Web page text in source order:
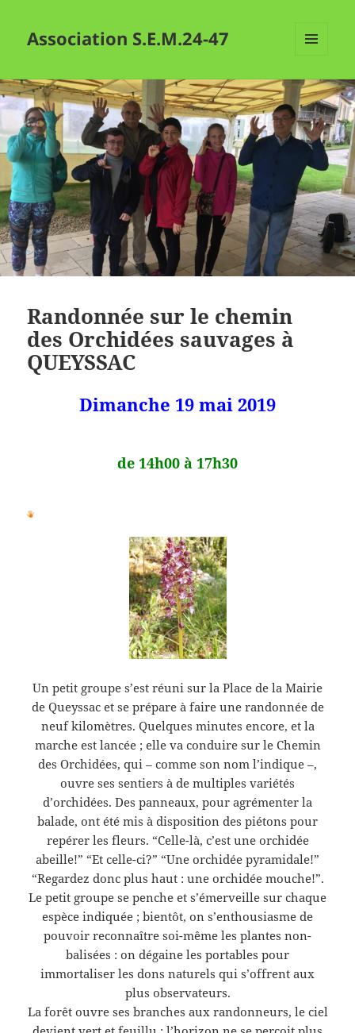
Association S.E.M.24-47
WIDGETS
Randonnée sur le chemin
des Orchidées sauvages à
QUEYSSAC
Dimanche 19 mai 2019
de 14h00 à 17h30
Un petit groupe s’est réuni sur la Place de la Mairie
de Queyssac et se prépare à faire une randonnée de
neuf kilomètres. Quelques minutes encore, et la
marche est lancée ; elle va conduire sur le Chemin
des Orchidées, qui – comme son nom l’indique –,
ouvre ses sentiers à de multiples variétés
d’orchidées. Des panneaux, pour agrémenter la
balade, ont été mis à disposition des piétons pour
repérer les fleurs. “Celle-là, c’est une orchidée
abeille!” “Et celle-ci?” “Une orchidée pyramidale!”
“Regardez donc plus haut : une orchidée mouche!”.
Le petit groupe se penche et s’émerveille sur chaque
espèce indiquée ; bientôt, on s’enthousiasme de
pouvoir reconnaître soi-même les plantes non-
balisées : on dégaine les portables pour
immortaliser les dons naturels qui s’offrent aux
plus observateurs.
La forêt ouvre ses branches aux randonneurs, le ciel